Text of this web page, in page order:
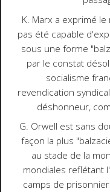
K. Marx a exprimé
pas été capable
sous une forme
par le constat
socialisme
revendication
déshonneur,
G. Orwell est sans
façon la plus
au stade de la
mondiales reflétant
camps de